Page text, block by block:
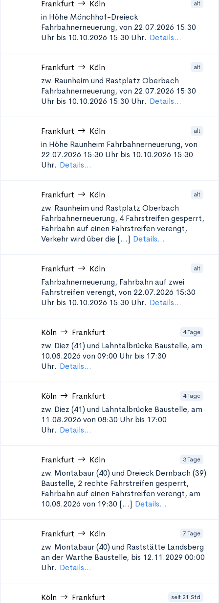
Frankfurt Köln alt
in Höhe Mönchhof-Dreieck
Fahrbahnerneuerung, von 22.07.2026 15:30
Uhr bis 10.10.2026 15:30 Uhr. Details...
Frankfurt Köln alt
zw. Raunheim und Rastplatz Oberbach
Fahrbahnerneuerung, von 22.07.2026 15:30
Uhr bis 10.10.2026 15:30 Uhr. Details...
Frankfurt Köln alt
in Höhe Raunheim Fahrbahnerneuerung, von
22.07.2026 15:30 Uhr bis 10.10.2026 15:30
Uhr. Details...
Frankfurt Köln alt
zw. Raunheim und Rastplatz Oberbach
Fahrbahnerneuerung, 4 Fahrstreifen gesperrt,
Fahrbahn auf einen Fahrstreifen verengt,
Verkehr wird über die [...] Details...
Frankfurt Köln alt
Fahrbahnerneuerung, Fahrbahn auf zwei
Fahrstreifen verengt, von 22.07.2026 15:30
Uhr bis 10.10.2026 15:30 Uhr. Details...
Köln Frankfurt 4 Tage
zw. Diez (41) und Lahntalbrücke Baustelle, am
10.08.2026 von 09:00 Uhr bis 17:30
Uhr. Details...
Köln Frankfurt 4 Tage
zw. Diez (41) und Lahntalbrücke Baustelle, am
11.08.2026 von 08:30 Uhr bis 17:00
Uhr. Details...
Frankfurt Köln 3 Tage
zw. Montabaur (40) und Dreieck Dernbach (39)
Baustelle, 2 rechte Fahrstreifen gesperrt,
Fahrbahn auf einen Fahrstreifen verengt, am
10.08.2026 von 19:30 [...] Details...
Frankfurt Köln 7 Tage
zw. Montabaur (40) und Raststätte Landsberg
an der Warthe Baustelle, bis 12.11.2029 00:00
Uhr. Details...
Köln Frankfurt seit 21 Std